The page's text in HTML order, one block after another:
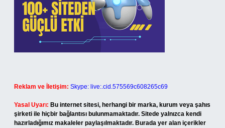
Reklam ve İletişim: Skype: live:.cid.575569c608265c69
Yasal Uyarı: Bu internet sitesi, herhangi bir marka, kurum veya şahıs
şirketi ile hiçbir bağlantısı bulunmamaktadır. Sitede yalnızca kendi
hazırladığımız makaleler paylaşılmaktadır. Burada yer alan içerikler